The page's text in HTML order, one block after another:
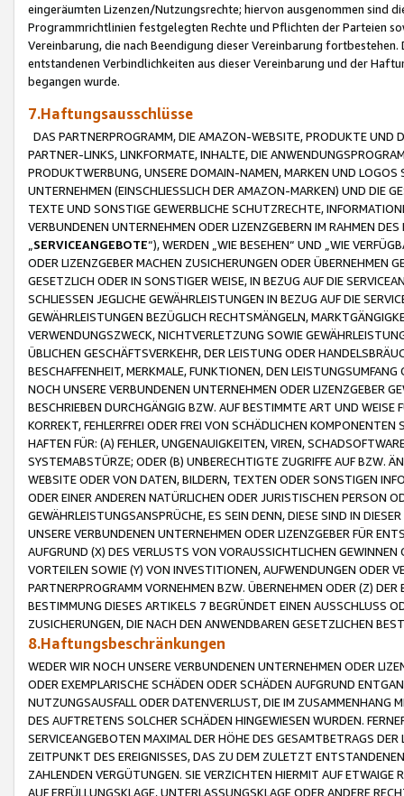
eingeräumten Lizenzen/Nutzungsrechte; hiervon ausgenommen sind
Programmrichtlinien festgelegten Rechte und Pflichten der Parteien
Vereinbarung, die nach Beendigung dieser Vereinbarung
entstandenen Verbindlichkeiten aus dieser Vereinbarung und der
begangen wurde.
7.Haftungsausschlüsse
DAS PARTNERPROGRAMM, DIE AMAZON-WEBSITE, PRODUKTE UND
PARTNER-LINKS, LINKFORMATE, INHALTE, DIE
PRODUKTWERBUNG, UNSERE DOMAIN-NAMEN, MARKEN UND
UNTERNEHMEN (EINSCHLIESSLICH DER AMAZON-MARKEN) UND DIE
TEXTE UND SONSTIGE GEWERBLICHE SCHUTZRECHTE,
VERBUNDENEN UNTERNEHMEN ODER LIZENZGEBERN IM RAHMEN
SERVICEANGEBOTE“), WERDEN „WIE BESEHEN“ UND „WIE
ODER LIZENZGEBER MACHEN ZUSICHERUNGEN ODER ÜBERNEHMEN
GESETZLICH ODER IN SONSTIGER WEISE, IN BEZUG AUF DIE
SCHLIESSEN JEGLICHE GEWÄHRLEISTUNGEN IN BEZUG AUF DIE
GEWÄHRLEISTUNGEN BEZÜGLICH RECHTSMÄNGELN,
VERWENDUNGSZWECK, NICHTVERLETZUNG SOWIE
ÜBLICHEN GESCHÄFTSVERKEHR, DER LEISTUNG ODER
BESCHAFFENHEIT, MERKMALE, FUNKTIONEN, DEN
NOCH UNSERE VERBUNDENEN UNTERNEHMEN ODER LIZENZGEBER
BESCHRIEBEN DURCHGÄNGIG BZW. AUF BESTIMMTE ART UND
KORREKT, FEHLERFREI ODER FREI VON SCHÄDLICHEN
HAFTEN FÜR: (A) FEHLER, UNGENAUIGKEITEN, VIREN,
SYSTEMABSTÜRZE; ODER (B) UNBERECHTIGTE ZUGRIFFE AUF BZW.
WEBSITE ODER VON DATEN, BILDERN, TEXTEN ODER SONSTIGEN
ODER EINER ANDEREN NATÜRLICHEN ODER JURISTISCHEN PERSON
GEWÄHRLEISTUNGSANSPRÜCHE, ES SEIN DENN, DIESE SIND IN
UNSERE VERBUNDENEN UNTERNEHMEN ODER LIZENZGEBER FÜR
AUFGRUND (X) DES VERLUSTS VON VORAUSSICHTLICHEN
VORTEILEN SOWIE (Y) VON INVESTITIONEN, AUFWENDUNGEN ODER
PARTNERPROGRAMM VORNEHMEN BZW. ÜBERNEHMEN ODER (Z)
BESTIMMUNG DIESES ARTIKELS 7 BEGRÜNDET EINEN AUSSCHLUSS
ZUSICHERUNGEN, DIE NACH DEN ANWENDBAREN GESETZLICHEN
8.Haftungsbeschränkungen
WEDER WIR NOCH UNSERE VERBUNDENEN UNTERNEHMEN ODER
ODER EXEMPLARISCHE SCHÄDEN ODER SCHÄDEN AUFGRUND
NUTZUNGSAUSFALL ODER DATENVERLUST, DIE IM ZUSAMMENHANG
DES AUFTRETENS SOLCHER SCHÄDEN HINGEWIESEN WURDEN.
SERVICEANGEBOTEN MAXIMAL DER HÖHE DES GESAMTBETRAGS
ZEITPUNKT DES EREIGNISSES, DAS ZU DEM ZULETZT
ZAHLENDEN VERGÜTUNGEN. SIE VERZICHTEN HIERMIT AUF
AUF ERFÜLLUNGSKLAGE, UNTERLASSUNGSKLAGE ODER ANDERE